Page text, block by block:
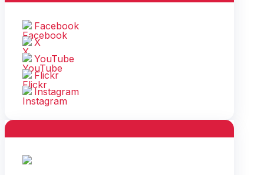
Facebook
X
YouTube
Flickr
Instagram